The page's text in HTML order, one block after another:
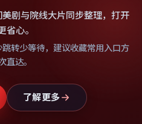
剧与院线大片同步整理，打开
省心。
转少等待，建议收藏常用入口方
直达。
了解更多